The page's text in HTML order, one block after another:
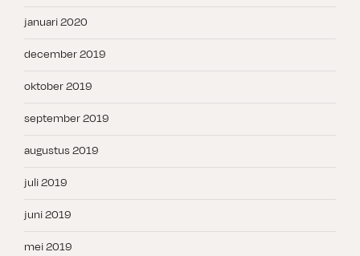
januari 2020
december 2019
oktober 2019
september 2019
augustus 2019
juli 2019
juni 2019
mei 2019